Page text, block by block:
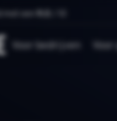
een 9.0
Voor bedrijven